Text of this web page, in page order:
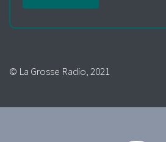
© La Grosse Radio, 2021